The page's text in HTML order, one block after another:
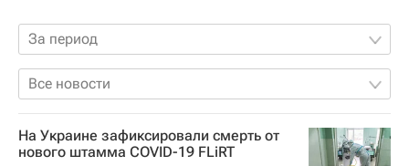
За период
Все новости
На Украине зафиксировали смерть от
нового штамма COVID-19 FLiRT